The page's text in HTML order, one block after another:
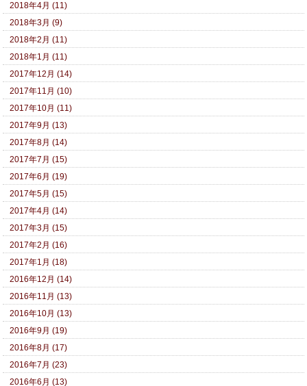
2018年4月 (11)
2018年3月 (9)
2018年2月 (11)
2018年1月 (11)
2017年12月 (14)
2017年11月 (10)
2017年10月 (11)
2017年9月 (13)
2017年8月 (14)
2017年7月 (15)
2017年6月 (19)
2017年5月 (15)
2017年4月 (14)
2017年3月 (15)
2017年2月 (16)
2017年1月 (18)
2016年12月 (14)
2016年11月 (13)
2016年10月 (13)
2016年9月 (19)
2016年8月 (17)
2016年7月 (23)
2016年6月 (13)